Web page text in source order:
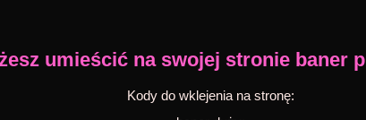
umieścić na swojej stronie baner
Kody do wklejenia na stronę: